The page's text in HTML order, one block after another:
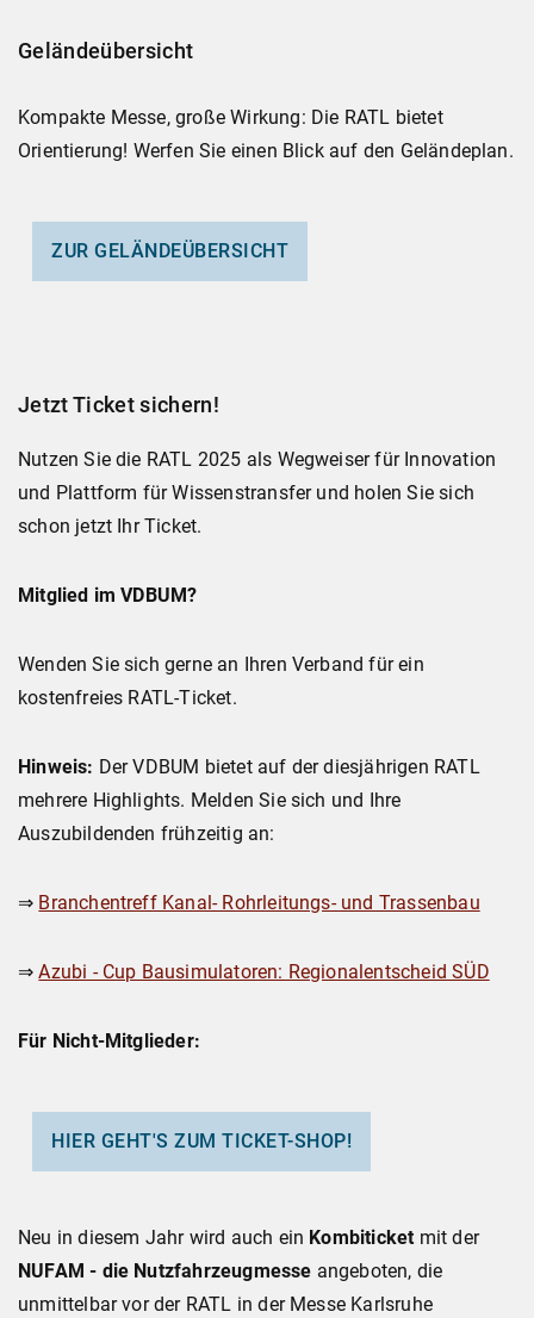
Geländeübersicht
Kompakte Messe, große Wirkung: Die RATL bietet
Orientierung! Werfen Sie einen Blick auf den Geländeplan.
ZUR GELÄNDEÜBERSICHT
Jetzt Ticket sichern!
Nutzen Sie die RATL 2025 als Wegweiser für Innovation
und Plattform für Wissenstransfer und holen Sie sich
schon jetzt Ihr Ticket.
Mitglied im VDBUM?
Wenden Sie sich gerne an Ihren Verband für ein
kostenfreies RATL-Ticket.
Hinweis: Der VDBUM bietet auf der diesjährigen RATL
mehrere Highlights. Melden Sie sich und Ihre
Auszubildenden frühzeitig an:
⇒ Branchentreff Kanal- Rohrleitungs- und Trassenbau
⇒Azubi - Cup Bausimulatoren: Regionalentscheid SÜD
Für Nicht-Mitglieder:
HIER GEHT'S ZUM TICKET-SHOP!
Neu in diesem Jahr wird auch ein Kombiticket mit der
NUFAM - die Nutzfahrzeugmesse angeboten, die
unmittelbar vor der RATL in der Messe Karlsruhe